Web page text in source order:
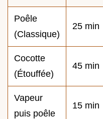
Poêle
(Classique)
25 min
Cocotte
(Étouffée)
45 min
Vapeur
puis poêle
15 min